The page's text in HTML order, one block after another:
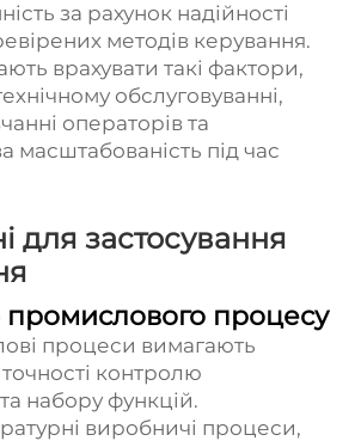
за рахунок надійності
методів керування.
врахувати такі фактори,
обслуговуванні,
операторів та
масштабованість під час
для застосування
процесу
процеси вимагають
точності контролю
набору функцій.
виробничі процеси,